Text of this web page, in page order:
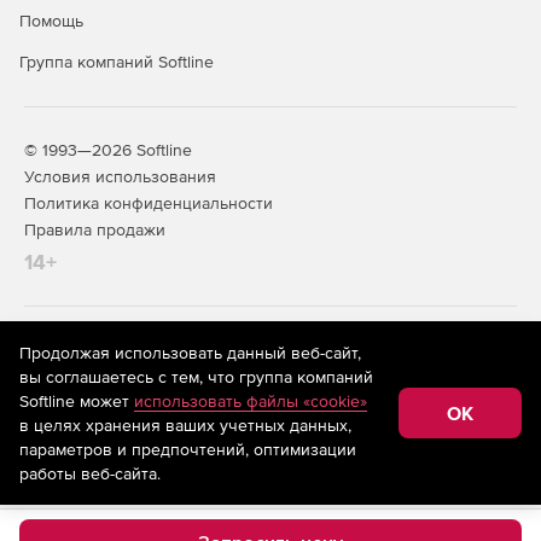
Помощь
Группа компаний Softline
© 1993—2026 Softline
Условия использования
Политика конфиденциальности
Правила продажи
14+
На информационном ресурсе store.softline.ru применяются
рекомендательные технологии
(информационные технологии
предоставления информации на основе сбора,
систематизации и анализа сведений, относящихся к
предпочтениям пользователей сети «Интернет»,
находящихся на территории Российской Федерации)
Продолжая использовать данный веб-сайт,
вы соглашаетесь с тем, что группа компаний
Softline может использовать файлы «cookie»
в целях хранения ваших учетных данных,
параметров и предпочтений, оптимизации
работы веб-сайта.
OK